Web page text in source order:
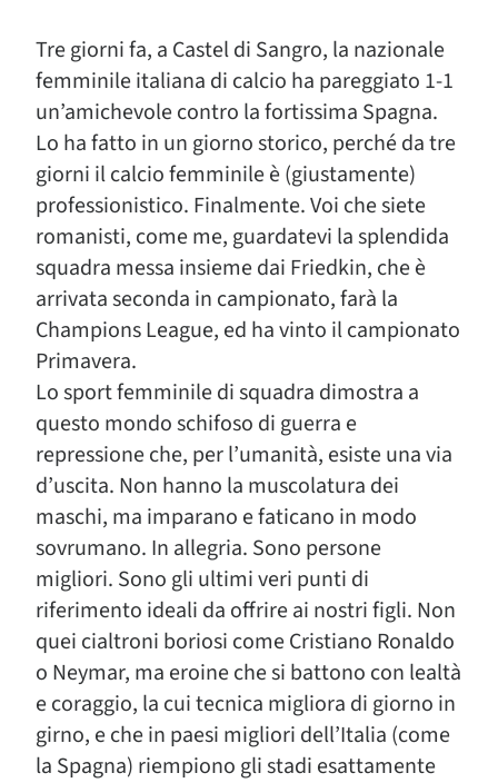
Tre giorni fa, a Castel di Sangro, la nazionale
femminile italiana di calcio ha pareggiato 1-1
un’amichevole contro la fortissima Spagna.
Lo ha fatto in un giorno storico, perché da tre
giorni il calcio femminile è (giustamente)
professionistico. Finalmente. Voi che siete
romanisti, come me, guardatevi la splendida
squadra messa insieme dai Friedkin, che è
arrivata seconda in campionato, farà la
Champions League, ed ha vinto il campionato
Primavera.
Lo sport femminile di squadra dimostra a
questo mondo schifoso di guerra e
repressione che, per l’umanità, esiste una via
d’uscita. Non hanno la muscolatura dei
maschi, ma imparano e faticano in modo
sovrumano. In allegria. Sono persone
migliori. Sono gli ultimi veri punti di
riferimento ideali da offrire ai nostri figli. Non
quei cialtroni boriosi come Cristiano Ronaldo
o Neymar, ma eroine che si battono con lealtà
e coraggio, la cui tecnica migliora di giorno in
girno, e che in paesi migliori dell’Italia (come
la Spagna) riempiono gli stadi esattamente